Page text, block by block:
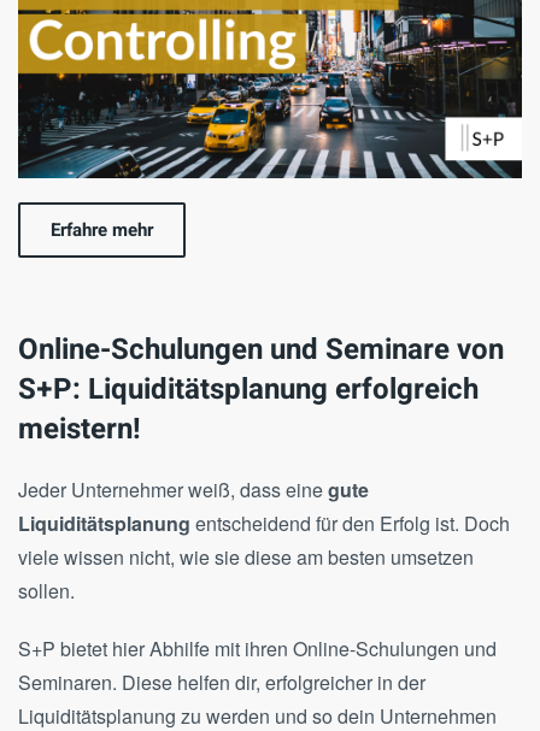
Erfahre mehr
Online-Schulungen und Seminare von
S+P: Liquiditätsplanung erfolgreich
meistern!
Jeder Unternehmer weiß, dass einegute
Liquiditätsplanung entscheidend für den Erfolg ist. Doch
viele wissen nicht, wie sie diese am besten umsetzen
sollen.
S+P bietet hier Abhilfe mit ihren Online-Schulungen und
Seminaren. Diese helfen dir, erfolgreicher in der
Liquiditätsplanung zu werden und so dein Unternehmen